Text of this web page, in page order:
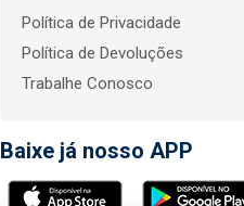
Política de Privacidade
Política de Devoluções
Trabalhe Conosco
Baixe já nosso APP